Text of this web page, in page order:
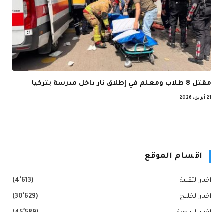
مقتل 8 طلاب ومعلم في إطلاق نار داخل مدرسة بتركيا
21 أبريل، 2026
اقسام الموقع
اخبار التقنية (4٬613)
اخبار الخليج (30٬629)